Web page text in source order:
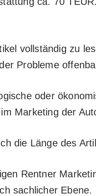
vollständig zu
Probleme
oder
Marketing der
die Länge des
Rentner
sachlicher